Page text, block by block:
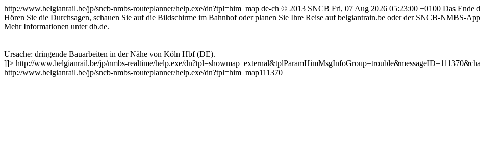
http://www.belgianrail.be/jp/sncb-nmbs-routeplanner/help.exe/dn?tpl=him_map de-ch © 2013 SNCB Fri, 07 Aug 2026 05:23:00 +0100 Das Ende
Hören Sie die Durchsagen, schauen Sie auf die Bildschirme im Bahnhof oder planen Sie Ihre Reise auf belgiantrain.be oder der SNCB-NMBS-
Mehr Informationen unter db.de.
Ursache: dringende Bauarbeiten in der Nähe von Köln Hbf (DE).
]]> http://www.belgianrail.be/jp/nmbs-realtime/help.exe/
http://www.belgianrail.be/jp/sncb-nmbs-routeplanner/help.exe/dn?tpl=him_map111370